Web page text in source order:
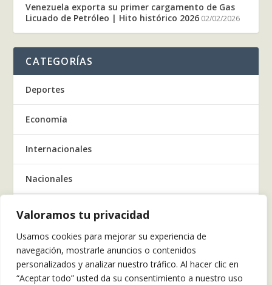
Valoramos tu privacidad
Usamos cookies para mejorar su experiencia de
navegación, mostrarle anuncios o contenidos
personalizados y analizar nuestro tráfico. Al hacer clic en
“Aceptar todo” usted da su consentimiento a nuestro uso
Venezuela exporta su primer cargamento de Gas
Licuado de Petróleo | Hito histórico 2026 02/02/2026
CATEGORÍAS
Deportes
Economía
Internacionales
Nacionales
Regionales
Salud
Tecnología